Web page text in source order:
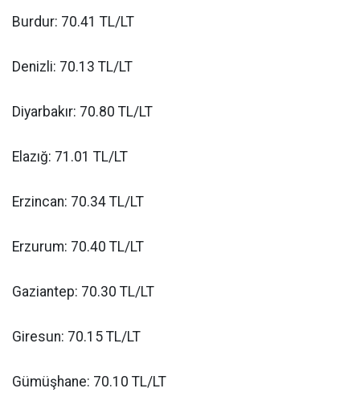
Burdur: 70.41 TL/LT
Denizli: 70.13 TL/LT
Diyarbakır: 70.80 TL/LT
Elazığ: 71.01 TL/LT
Erzincan: 70.34 TL/LT
Erzurum: 70.40 TL/LT
Gaziantep: 70.30 TL/LT
Giresun: 70.15 TL/LT
Gümüşhane: 70.10 TL/LT